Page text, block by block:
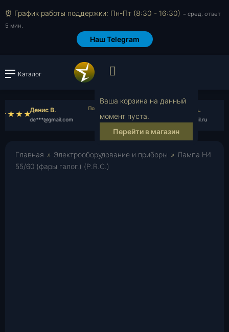
⏰ График работы поддержки: Пн-Пт (8:30 - 16:30) ~ сред. ответ
5 мин.
Наш Telegram
Каталог
Войти или
Ваша корзина на данный
момент пуста.
Перейти в магазин
Денис В.
de***@gmail.com se***@mail.ru
Главная » Электрооборудование и приборы » Лампа Н4
55/60 (фары галог.) (P.R.C.)